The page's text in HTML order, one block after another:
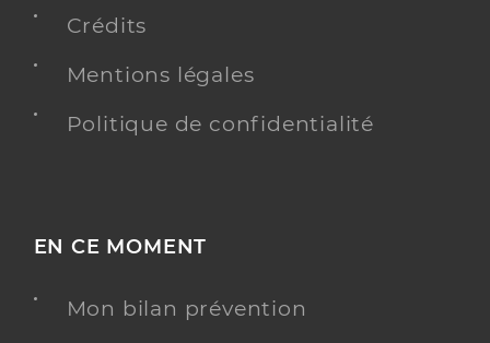
Crédits
Mentions légales
Politique de confidentialité
EN CE MOMENT
Mon bilan prévention